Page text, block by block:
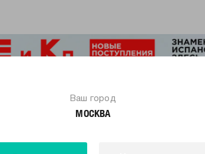
Ваш город
МОСКВА
МЫ РЕКОМЕНДУЕМ